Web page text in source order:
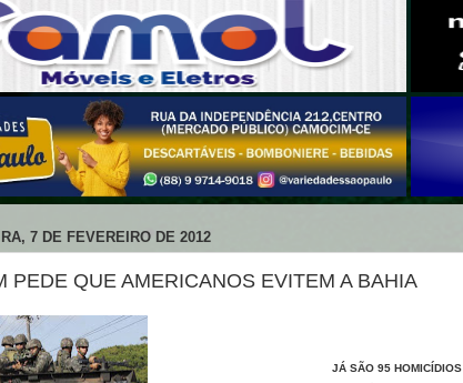
7 DE FEVEREIRO DE 2012
PEDE QUE AMERICANOS EVITEM A BAHIA
JÁ SÃO 95 HOMICÍDIOS